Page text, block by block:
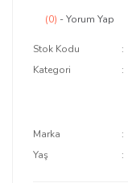
(0) - Yorum Yap
Stok Kodu
Kategori
Marka
Yaş